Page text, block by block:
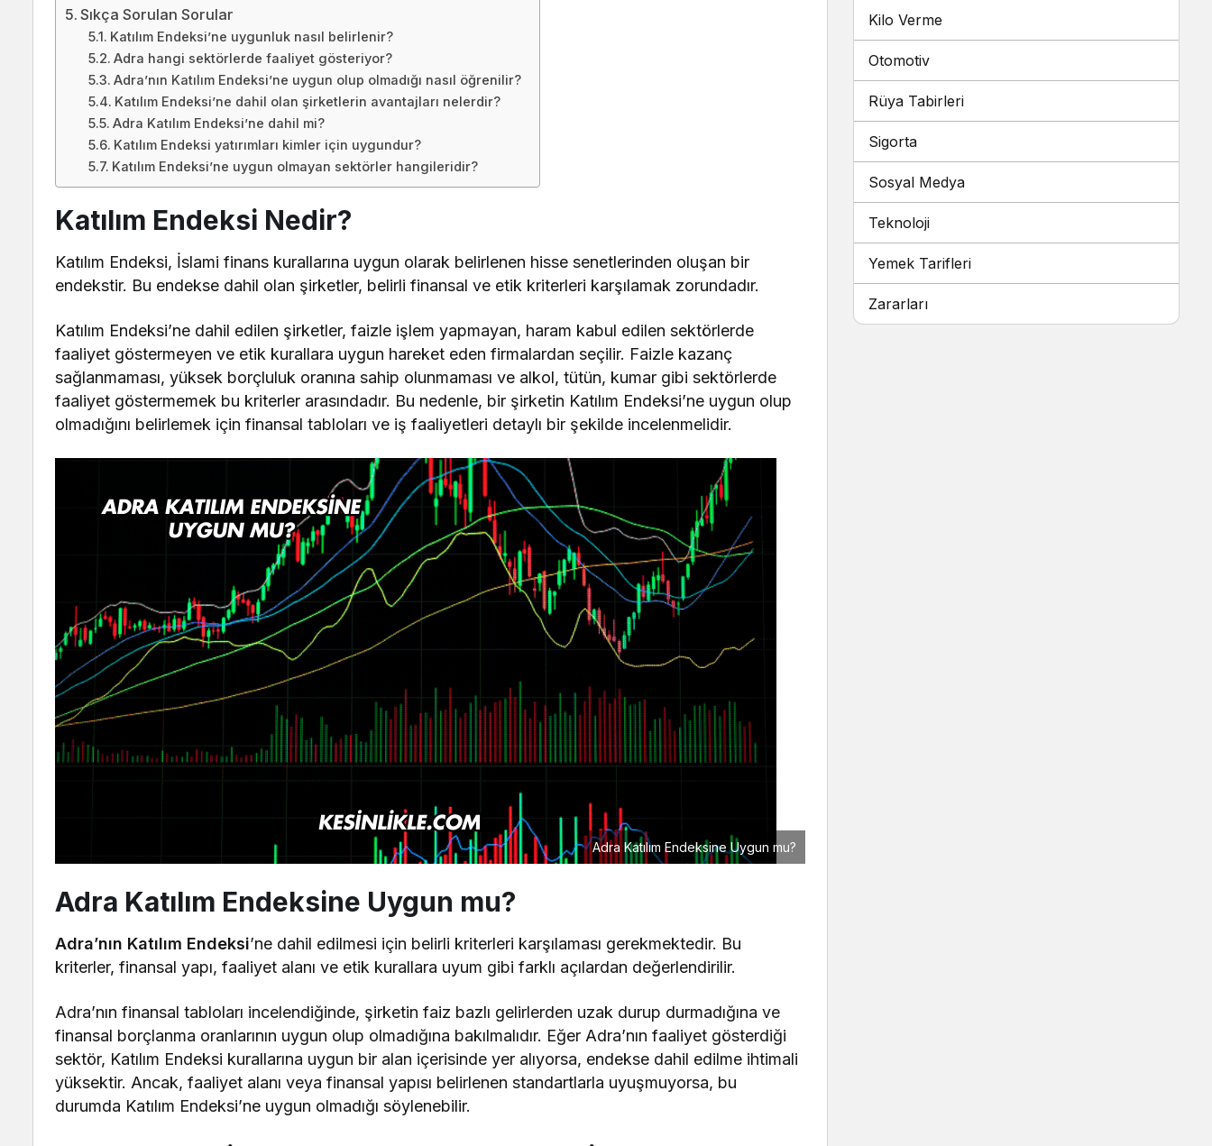
Sıkça Sorulan Sorular
Katılım Endeksi’ne uygunluk nasıl belirlenir?
Adra hangi sektörlerde faaliyet gösteriyor?
Adra’nın Katılım Endeksi’ne uygun olup olmadığı nasıl öğrenilir?
Katılım Endeksi’ne dahil olan şirketlerin avantajları nelerdir?
Adra Katılım Endeksi’ne dahil mi?
Katılım Endeksi yatırımları kimler için uygundur?
Katılım Endeksi’ne uygun olmayan sektörler hangileridir?
Katılım Endeksi Nedir?
Katılım Endeksi, İslami finans kurallarına uygun olarak belirlenen hisse senetlerinden oluşan bir
endekstir. Bu endekse dahil olan şirketler, belirli finansal ve etik kriterleri karşılamak zorundadır.
Katılım Endeksi’ne dahil edilen şirketler, faizle işlem yapmayan, haram kabul edilen sektörlerde
faaliyet göstermeyen ve etik kurallara uygun hareket eden firmalardan seçilir. Faizle kazanç
sağlanmaması, yüksek borçluluk oranına sahip olunmaması ve alkol, tütün, kumar gibi sektörlerde
faaliyet göstermemek bu kriterler arasındadır. Bu nedenle, bir şirketin Katılım Endeksi’ne uygun olup
olmadığını belirlemek için finansal tabloları ve iş faaliyetleri detaylı bir şekilde incelenmelidir.
Adra Katılım Endeksine Uygun mu?
Adra Katılım Endeksine Uygun mu?
Adra’nın Katılım Endeksi’ne dahil edilmesi için belirli kriterleri karşılaması gerekmektedir. Bu
kriterler, finansal yapı, faaliyet alanı ve etik kurallara uyum gibi farklı açılardan değerlendirilir.
Adra’nın finansal tabloları incelendiğinde, şirketin faiz bazlı gelirlerden uzak durup durmadığına ve
finansal borçlanma oranlarının uygun olup olmadığına bakılmalıdır. Eğer Adra’nın faaliyet gösterdiği
sektör, Katılım Endeksi kurallarına uygun bir alan içerisinde yer alıyorsa, endekse dahil edilme ihtimali
yüksektir. Ancak, faaliyet alanı veya finansal yapısı belirlenen standartlarla uyuşmuyorsa, bu
durumda Katılım Endeksi’ne uygun olmadığı söylenebilir.
Kilo Verme
Otomotiv
Rüya Tabirleri
Sigorta
Sosyal Medya
Teknoloji
Yemek Tarifleri
Zararları